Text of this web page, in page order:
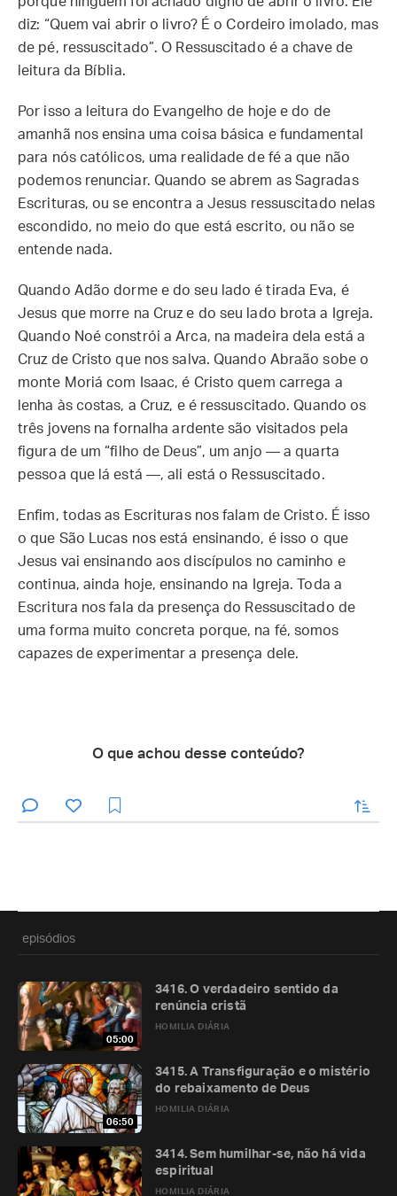
diz: “Quem vai abrir o livro? É o Cordeiro imolado, mas
de pé, ressuscitado”. O Ressuscitado é a chave de
leitura da Bíblia.
Por isso a leitura do Evangelho de hoje e do de
amanhã nos ensina uma coisa básica e fundamental
para nós católicos, uma realidade de fé a que não
podemos renunciar. Quando se abrem as Sagradas
Escrituras, ou se encontra a Jesus ressuscitado nelas
escondido, no meio do que está escrito, ou não se
entende nada.
Quando Adão dorme e do seu lado é tirada Eva, é
Jesus que morre na Cruz e do seu lado brota a Igreja.
Quando Noé constrói a Arca, na madeira dela está a
Cruz de Cristo que nos salva. Quando Abraão sobe o
monte Moriá com Isaac, é Cristo quem carrega a
lenha às costas, a Cruz, e é ressuscitado. Quando os
três jovens na fornalha ardente são visitados pela
figura de um “filho de Deus”, um anjo — a quarta
pessoa que lá está —, ali está o Ressuscitado.
Enfim, todas as Escrituras nos falam de Cristo. É isso
o que São Lucas nos está ensinando, é isso o que
Jesus vai ensinando aos discípulos no caminho e
continua, ainda hoje, ensinando na Igreja. Toda a
Escritura nos fala da presença do Ressuscitado de
uma forma muito concreta porque, na fé, somos
capazes de experimentar a presença dele.
O que achou desse conteúdo?
enviar
episódios
05:00
HOMILIA DIÁRIA
3416. O verdadeiro sentido da
renúncia cristã
06:50
HOMILIA DIÁRIA
3415. A Transfiguração e o mistério
do rebaixamento de Deus
HOMILIA DIÁRIA
3414. Sem humilhar-se, não há vida
espiritual